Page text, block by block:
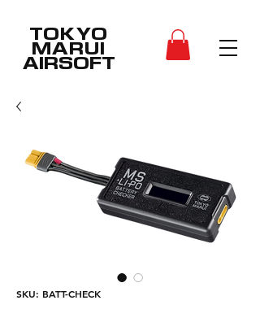
TOKYO
MARUI
AIRSOFT
SKU: BATT-CHECK